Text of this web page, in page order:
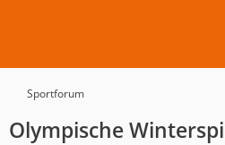
Sportforum
Olympische